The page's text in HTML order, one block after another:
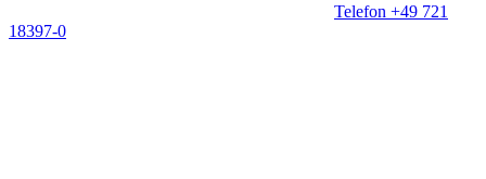
Telefon +49 721
18397-0